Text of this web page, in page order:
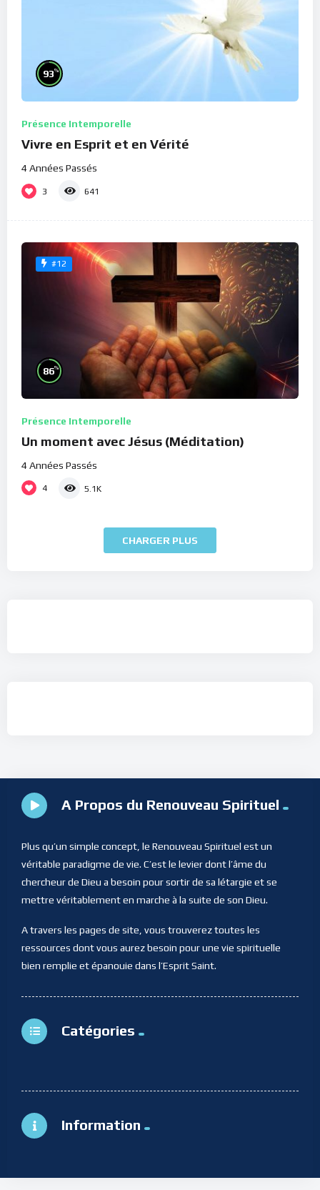
93%
Présence Intemporelle
Vivre en Esprit et en Vérité
4 Années Passés
3 641
#12
86%
Présence Intemporelle
Un moment avec Jésus (Méditation)
4 Années Passés
4 5.1K
CHARGER PLUS
A Propos du Renouveau Spirituel
Plus qu’un simple concept, le Renouveau Spirituel est un
véritable paradigme de vie. C’est le levier dont l’âme du
chercheur de Dieu a besoin pour sortir de sa létargie et se
mettre véritablement en marche à la suite de son Dieu.
A travers les pages de site, vous trouverez toutes les
ressources dont vous aurez besoin pour une vie spirituelle
bien remplie et épanouie dans l’Esprit Saint.
Catégories
Information